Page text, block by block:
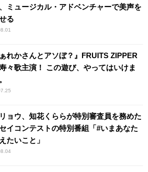
ミュージカル・アドベンチャーで美声を
る
ぁれかさんとアソぼ？』FRUITS ZIPPER
々歌主演！ この遊び、やってはいけま
ョウ、知花くららが特別審査員を務めた
イコンテストの特別番組「#いまあなた
たいこと」